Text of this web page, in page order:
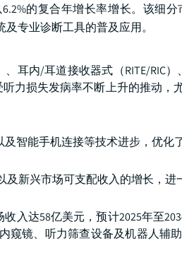
的复合年增长率增长。该细
专业诊断工具的普及应用。
耳内/耳道接收器式（RITE/RIC）
力损失发病率不断上升的推动
智能手机连接等技术进步，优化
新兴市场可支配收入的增长，进
入达58亿美元，预计2025年至
窥镜、听力筛查设备及机器人辅